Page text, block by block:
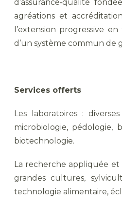
d’assurance‐qualité
agréations et
l’extension progressive
d’un système commun de
Services offerts
Les laboratoires :
microbiologie, pédologie,
biotechnologie.
La recherche appliquée et
grandes cultures,
technologie alimentaire,